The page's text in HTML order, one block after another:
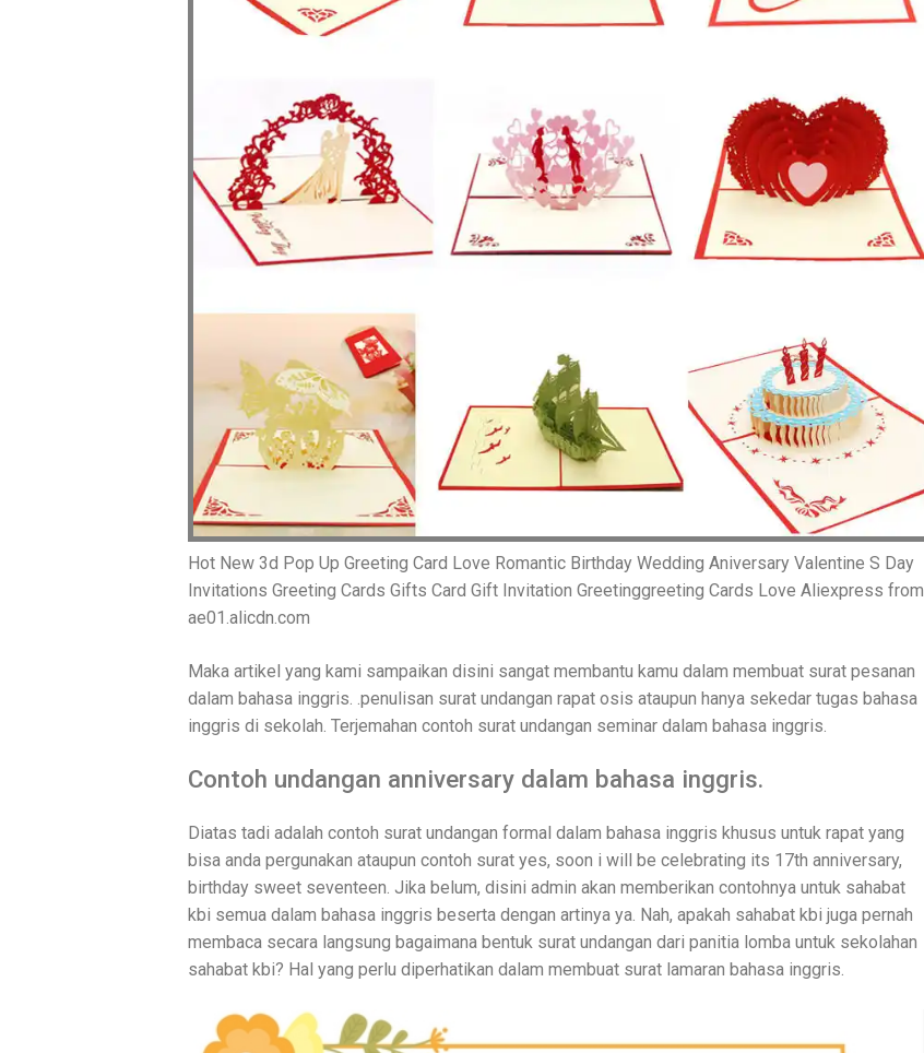
Hot New 3d Pop Up Greeting Card Love Romantic Birthday Wedding Aniversary Valentine S Day
Invitations Greeting Cards Gifts Card Gift Invitation Greetinggreeting Cards Love Aliexpress from
ae01.alicdn.com
Maka artikel yang kami sampaikan disini sangat membantu kamu dalam membuat surat pesanan
dalam bahasa inggris. .penulisan surat undangan rapat osis ataupun hanya sekedar tugas bahasa
inggris di sekolah. Terjemahan contoh surat undangan seminar dalam bahasa inggris.
Contoh undangan anniversary dalam bahasa inggris.
Diatas tadi adalah contoh surat undangan formal dalam bahasa inggris khusus untuk rapat yang
bisa anda pergunakan ataupun contoh surat yes, soon i will be celebrating its 17th anniversary,
birthday sweet seventeen. Jika belum, disini admin akan memberikan contohnya untuk sahabat
kbi semua dalam bahasa inggris beserta dengan artinya ya. Nah, apakah sahabat kbi juga pernah
membaca secara langsung bagaimana bentuk surat undangan dari panitia lomba untuk sekolahan
sahabat kbi? Hal yang perlu diperhatikan dalam membuat surat lamaran bahasa inggris.